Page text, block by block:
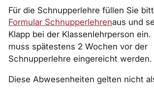
Für die Schnupperlehre füllen Sie
Formular Schnupperlehrenaus und
Klapp bei der Klassenlehrperson ein.
muss spätestens 2 Wochen vor der
Schnupperlehre eingereicht werden.
Diese Abwesenheiten gelten nicht